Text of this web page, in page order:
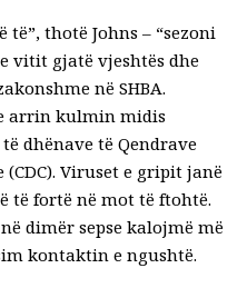
thotë Johns – “sezoni
vitit gjatë vjeshtës dhe
në SHBA.
arrin kulmin midis
dhënave të Qendrave
Viruset e gripit janë
të fortë në mot të ftohtë.
dimër sepse kalojmë më
kontaktin e ngushtë.